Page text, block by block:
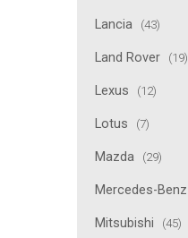
Lancia (43)
Land Rover (19)
Lexus (12)
Lotus (7)
Mazda (29)
Mercedes-Benz
Mitsubishi (45)